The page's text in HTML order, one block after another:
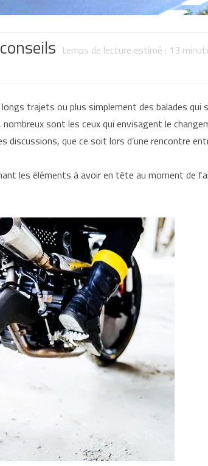
temps de lecture estimé : 13
trajets ou plus simplement des balades qui
sont les ceux qui envisagent le
discussions, que ce soit lors d’une rencontre
les éléments à avoir en tête au moment de